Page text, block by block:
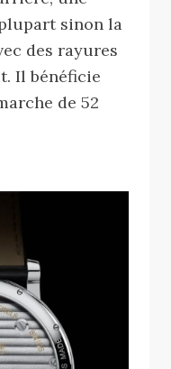
sinon la
des rayures
Il bénéficie
de 52